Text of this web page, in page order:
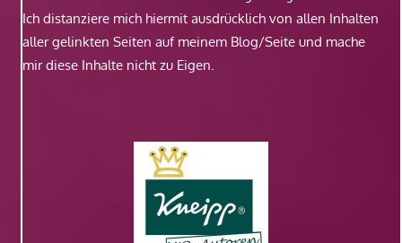
Ich distanziere mich hiermit ausdrücklich von allen Inhalten
aller gelinkten Seiten auf meinem Blog/Seite und mache
mir diese Inhalte nicht zu Eigen.